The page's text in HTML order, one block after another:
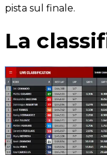
pista sul finale.
La